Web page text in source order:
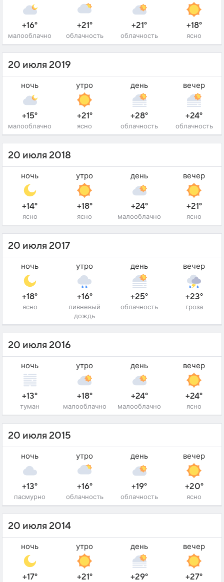
+16°
малооблачно
+21°
облачность
+21°
облачность
+18°
ясно
20 июля 2019
ночь
+15°
малооблачно
утро
+21°
ясно
день
+28°
облачность
вечер
+24°
облачность
20 июля 2018
ночь
+14°
ясно
утро
+18°
ясно
день
+24°
малооблачно
вечер
+21°
ясно
20 июля 2017
ночь
+18°
ясно
утро
+16°
ливневый
дождь
день
+25°
облачность
вечер
+23°
гроза
20 июля 2016
ночь
+13°
туман
утро
+18°
малооблачно
день
+24°
малооблачно
вечер
+24°
ясно
20 июля 2015
ночь
+13°
пасмурно
утро
+16°
облачность
день
+19°
облачность
вечер
+20°
ясно
20 июля 2014
ночь
+17°
утро
+21°
день
+29°
вечер
+27°